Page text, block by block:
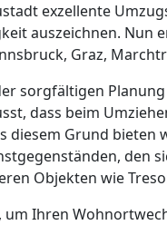
exzellente
auszeichnen. Nun
Graz,
sorgfältigen
dass beim
diesem Grund
den
Objekten wie
, um Ihren